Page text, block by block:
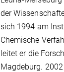
der
sich 1994 am
Chemische
leitet er die
Magdeburg.